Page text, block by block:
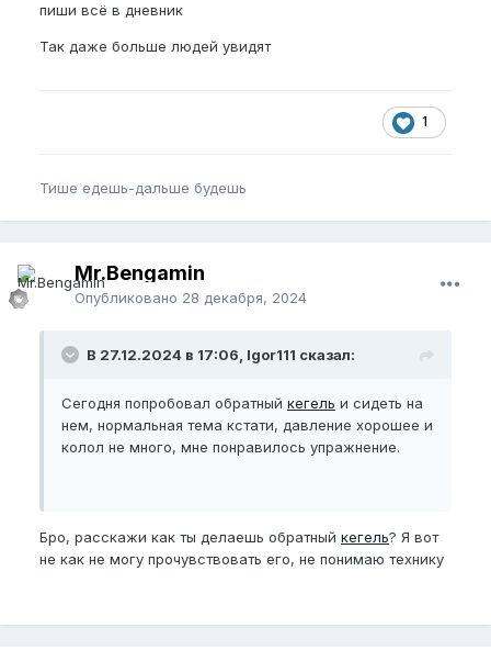
пиши всё в дневник
Так даже больше людей увидят
1
Тише едешь-дальше будешь
Mr.Bengamin
Опубликовано 28 декабря, 2024
В 27.12.2024 в 17:06, Igor111 сказал:
Сегодня попробовал обратный кегель и сидеть на
нем, нормальная тема кстати, давление хорошее и
колол не много, мне понравилось упражнение.
Бро, расскажи как ты делаешь обратный кегель? Я вот
не как не могу прочувствовать его, не понимаю технику